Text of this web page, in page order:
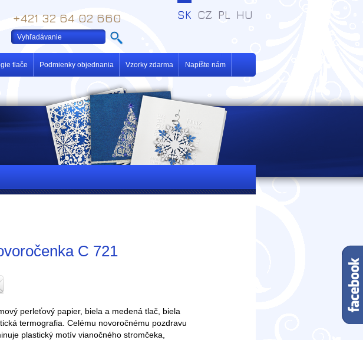
+421 32 64 02 660 HU
PL
CZ
SK
tlače Podmienky objednania Vzorky zdarma Napíšte nám
C 721
perleťový papier, biela a medená tlač, biela
termografia. Celému novoročnému pozdravu
plastický motív vianočného stromčeka,